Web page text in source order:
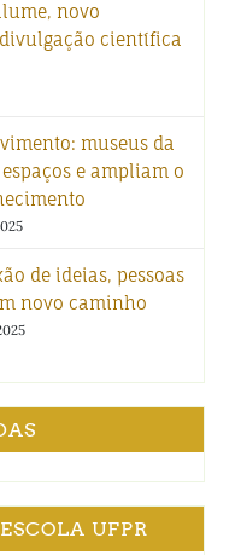
novo
científica
museus da
e ampliam o
de ideias, pessoas
novo caminho
UFPR